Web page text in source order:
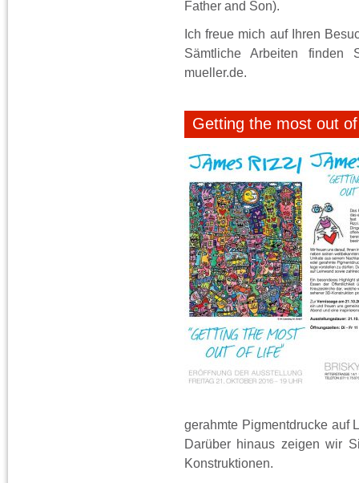
Father and Son).
Ich freue mich auf Ihren
Sämtliche Arbeiten finden
mueller.de.
Getting the most out
gerahmte Pigmentdrucke auf
Darüber hinaus zeigen wir
Konstruktionen.